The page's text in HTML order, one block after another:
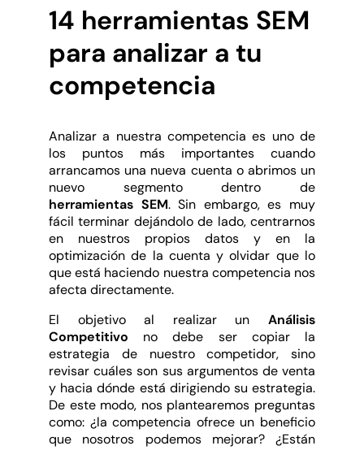
14 herramientas SEM
para analizar a tu
competencia
Analizar a nuestra competencia es uno de
los puntos más importantes cuando
arrancamos una nueva cuenta o abrimos un
nuevo segmento dentro de
herramientas SEM. Sin embargo, es muy
fácil terminar dejándolo de lado, centrarnos
en nuestros propios datos y en la
optimización de la cuenta y olvidar que lo
que está haciendo nuestra competencia nos
afecta directamente.
El objetivo al realizar un Análisis
Competitivo no debe ser copiar la
estrategia de nuestro competidor, sino
revisar cuáles son sus argumentos de venta
y hacia dónde está dirigiendo su estrategia.
De este modo, nos plantearemos preguntas
como: ¿la competencia ofrece un beneficio
que nosotros podemos mejorar? ¿Están